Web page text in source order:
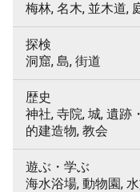
梅林, 名木, 並木道,
探検
洞窟, 島, 街道
歴史
神社, 寺院, 城, 遺跡
的建造物, 教会
遊ぶ・学ぶ
海水浴場, 動物園,